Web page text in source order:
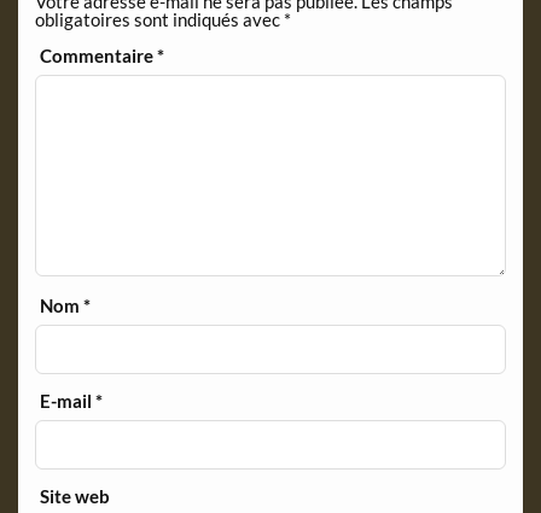
l
y
obligatoires sont indiqués avec *
Commentaire*
Nom*
E-mail*
Site web